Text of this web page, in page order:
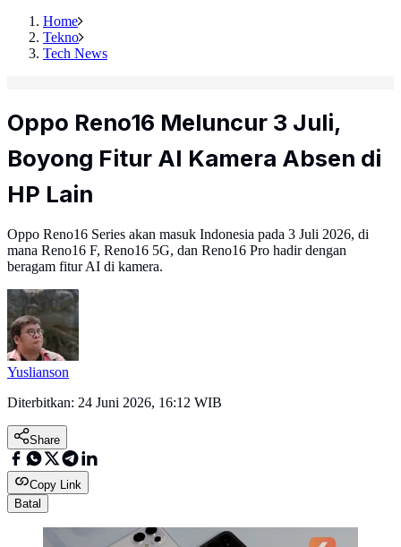
Home
Tekno
Tech News
Oppo Reno16 Meluncur 3 Juli,
Boyong Fitur AI Kamera Absen di
HP Lain
Oppo Reno16 Series akan masuk Indonesia pada 3 Juli 2026, di
mana Reno16 F, Reno16 5G, dan Reno16 Pro hadir dengan
beragam fitur AI di kamera.
Yuslianson
Diterbitkan: 24 Juni 2026, 16:12 WIB
Share
Copy Link
Batal